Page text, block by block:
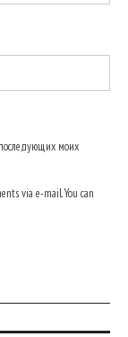
моих
via e-mail. You can